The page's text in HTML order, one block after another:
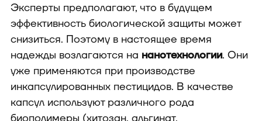
Эксперты предполагают, что в будущем
эффективность биологической защиты может
снизиться. Поэтому в настоящее время
надежды возлагаются на нанотехнологии. Они
уже применяются при производстве
инкапсулированных пестицидов. В качестве
капсул используют различного рода